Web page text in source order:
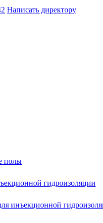
Написать директору
полы
гидроизоляции
инъекционной